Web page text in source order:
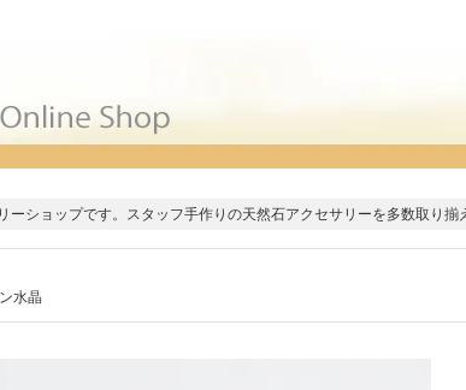
ショップです。スタッフ手作りの天然石アクセサリーを多数取り揃
水晶